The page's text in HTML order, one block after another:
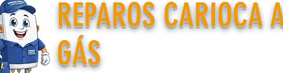
REPAROS CARIOCA
GÁS